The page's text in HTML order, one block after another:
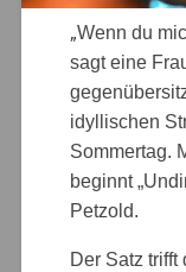
„Wenn du
sagt eine
idyllischen
Sommertag.
beginnt
Petzold.
Der Satz